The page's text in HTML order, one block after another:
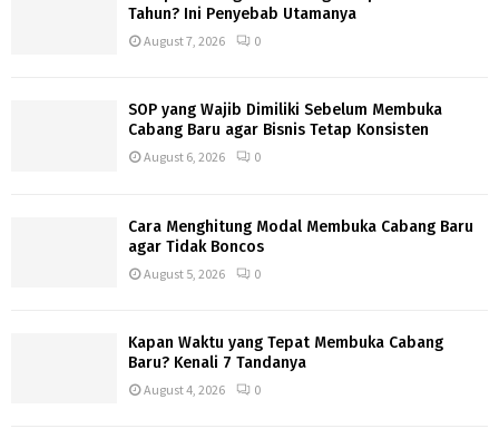
Tahun? Ini Penyebab Utamanya
August 7, 2026 0
SOP yang Wajib Dimiliki Sebelum Membuka
Cabang Baru agar Bisnis Tetap Konsisten
August 6, 2026 0
Cara Menghitung Modal Membuka Cabang Baru
agar Tidak Boncos
August 5, 2026 0
Kapan Waktu yang Tepat Membuka Cabang
Baru? Kenali 7 Tandanya
August 4, 2026 0